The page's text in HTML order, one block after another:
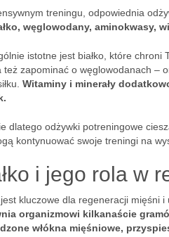
treningu, odpowiednia
węglowodany, aminokwasy,
istotne jest białko, które
też zapominać o węglowodanach –
Witaminy i minerały
dlatego odżywki potreningowe
kontynuować swoje treningi na
i jego rola w
jest kluczowe dla regeneracji mięśni i
organizmowi kilkanaście
włókna mięśniowe,